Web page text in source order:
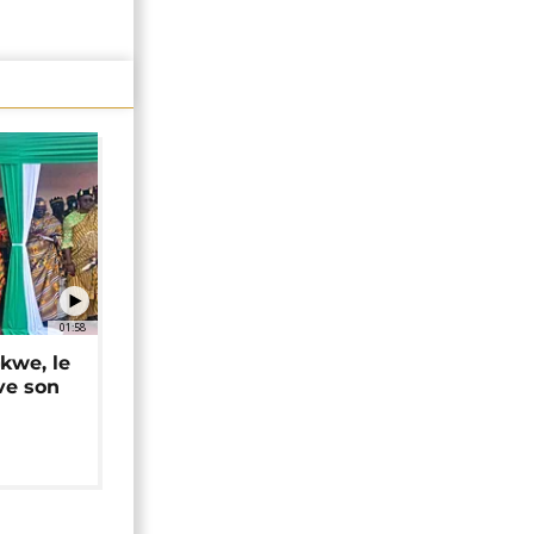
01:58
le
son